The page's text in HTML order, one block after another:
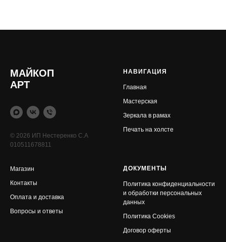
МАЙКОП
АРТ
© 2026 ИП Нестеренко С.А
010511678811
НАВИГАЦИЯ
Главная
Мастерская
Зеркала в рамах
Печать на холсте
Магазин
Контакты
Оплата и доставка
Вопросы и ответы
ДОКУМЕНТЫ
Политика конфиденциальности
и обработки персональных
данных
Политика Cookies
Договор оферты